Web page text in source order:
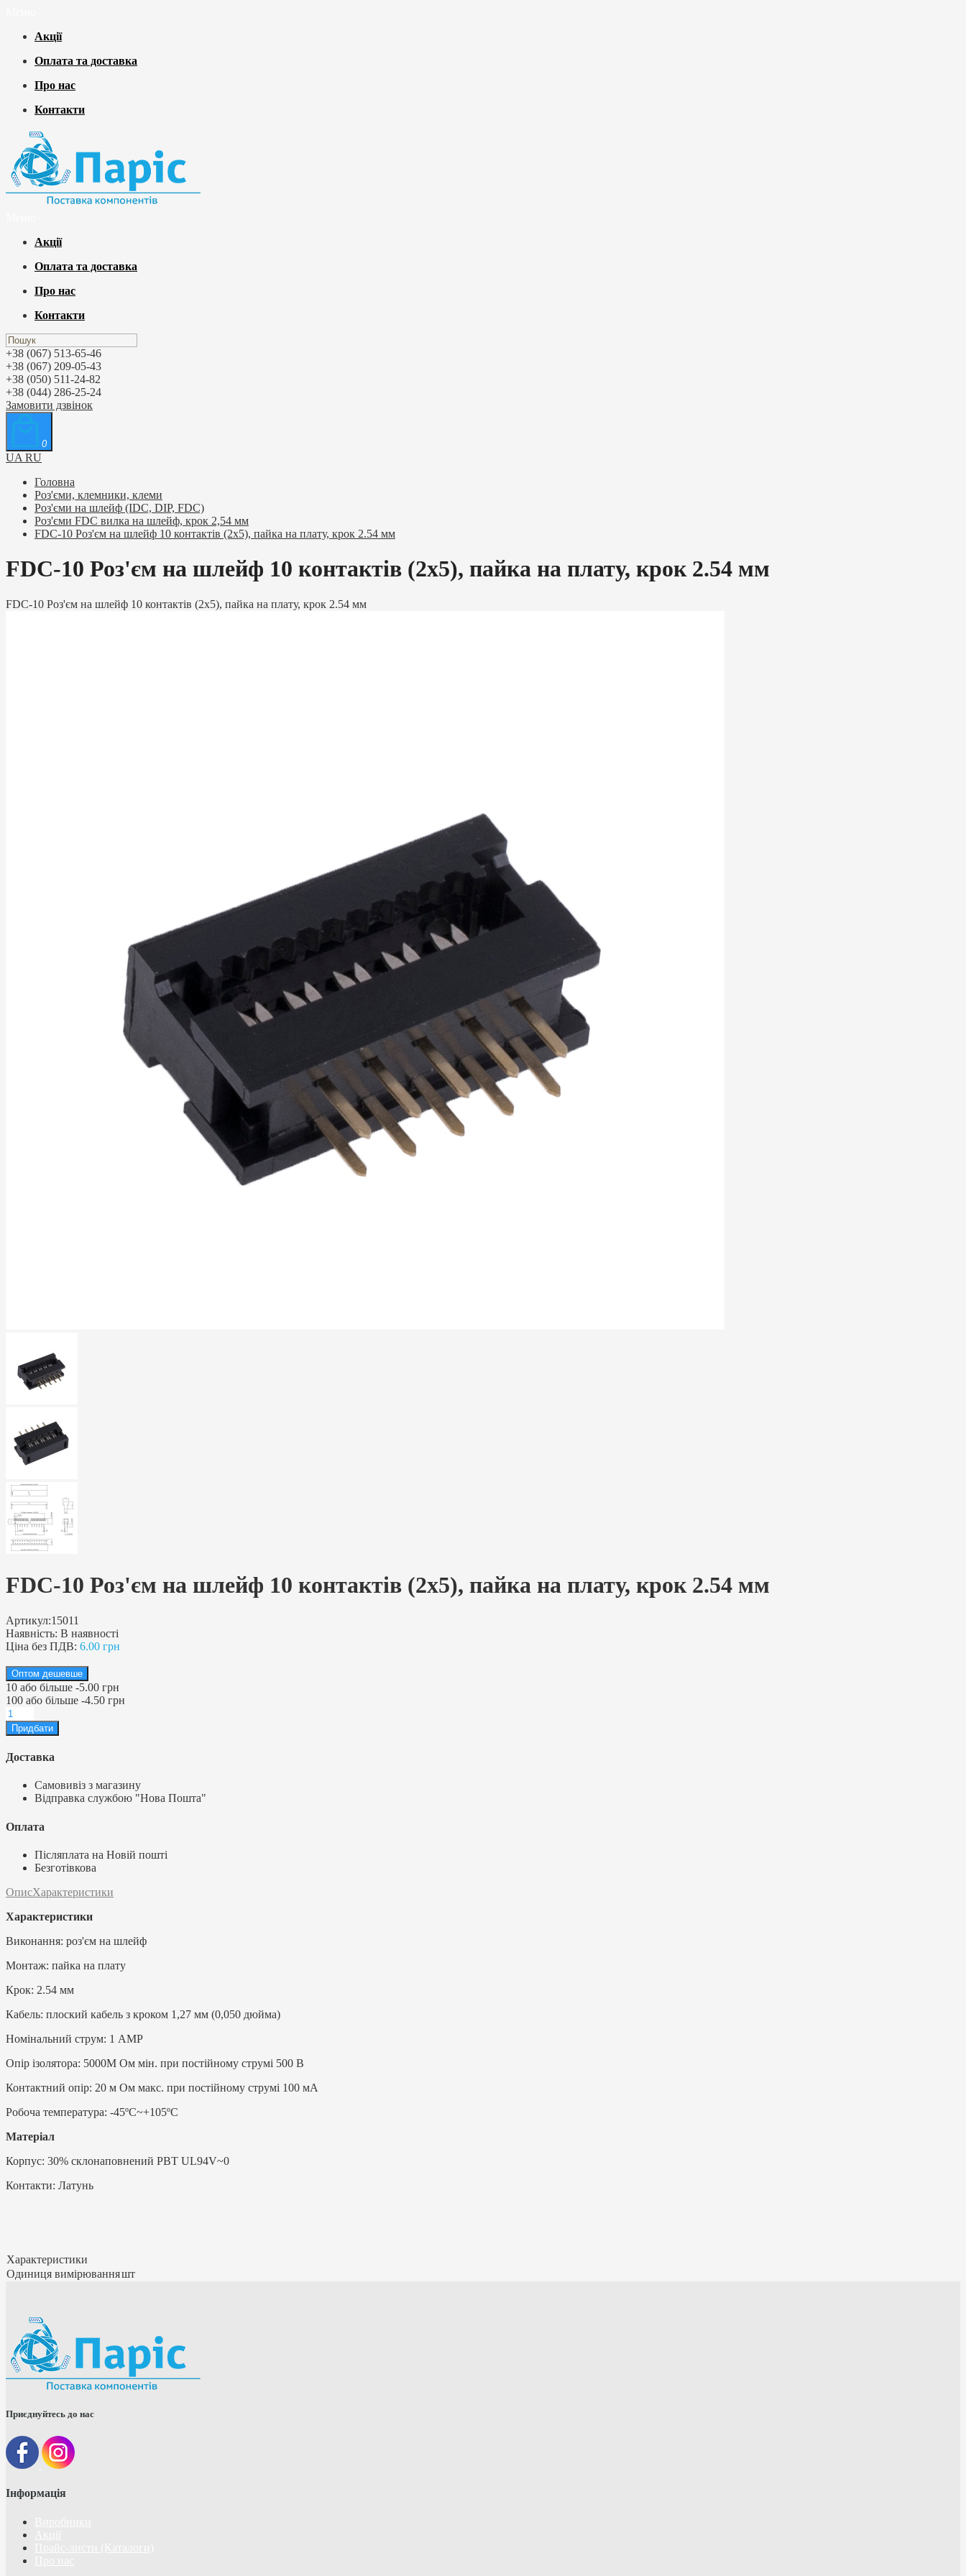
Акції
Оплата та доставка
Про нас
Контакти
Акції
Оплата та доставка
Про нас
Контакти
+38 (067) 513-65-46
+38 (067) 209-05-43
+38 (050) 511-24-82
+38 (044) 286-25-24
Замовити дзвінок
0
UA RU
Головна
Роз'єми, клемники, клеми
Роз'єми на шлейф (IDC, DIP, FDC)
Роз'єми FDC вилка на шлейф, крок 2,54 мм
FDC-10 Роз'єм на шлейф 10 контактів (2х5), пайка на плату, крок 2.54 мм
FDC-10 Роз'єм на шлейф 10 контактів (2х5), пайка на плату, крок 2.54 мм
FDC-10 Роз'єм на шлейф 10 контактів (2х5), пайка на плату, крок 2.54 мм
FDC-10 Роз'єм на шлейф 10 контактів (2х5), пайка на плату, крок 2.54 мм
Артикул:15011
Наявність: В наявності
Ціна без ПДВ: 6.00 грн
Оптом дешевше
10 або більше -5.00 грн
100 або більше -4.50 грн
Доставка
Самовивіз з магазину
Відправка службою "Нова Пошта"
Оплата
Післяплата на Новій пошті
Безготівкова
ОписХарактеристики
Характеристики
Виконання: роз'єм на шлейф
Монтаж: пайка на плату
Крок: 2.54 мм
Кабель: плоский кабель з кроком 1,27 мм (0,050 дюйма)
Номінальний струм: 1 AMP
Опір ізолятора: 5000M Ом мін. при постійному струмі 500 В
Контактний опір: 20 м Ом макс. при постійному струмі 100 мА
Робоча температура: -45ºC~+105ºC
Матеріал
Корпус: 30% склонаповнений PBT UL94V~0
Контакти: Латунь
Характеристики
Одиниця вимірюванняшт
Приєднуйтесь до нас
Інформація